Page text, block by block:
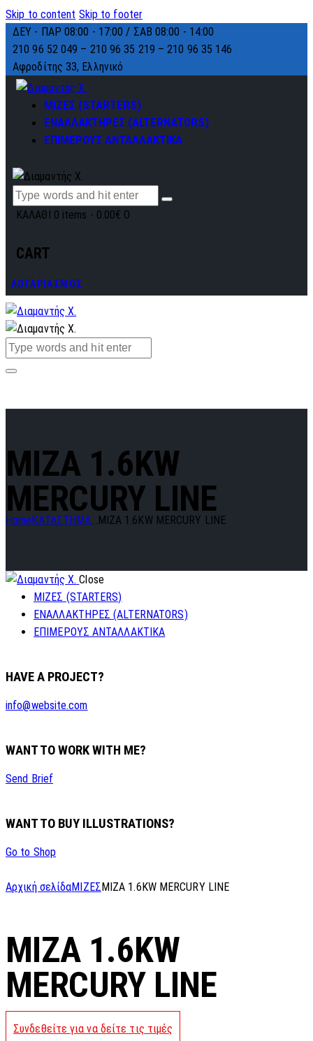
Skip to content Skip to footer
ΔΕΥ - ΠΑΡ 08:00 - 17:00 / ΣΑΒ 08:00 - 14:00
210 96 52 049 – 210 96 35 219 –210 96 35 146
Αφροδίτης 33, Ελληνικό
ΜΙΖΕΣ (STARTERS)
ΕΝΑΛΛΑΚΤΗΡΕΣ (ALTERNATORS)
ΕΠΙΜΕΡΟΥΣ ΑΝΤΑΛΛΑΚΤΙΚΑ
ΚΑΛΑΘΙ 0 items - 0.00€ 0
CART
ΛΟΓΑΡΙΑΣΜΟΣ
MIZA 1.6KW
MERCURY LINE
Home ΚΑΤΑΣΤΗΜΑ... MIZA 1.6KW MERCURY LINE
Close
ΜΙΖΕΣ (STARTERS)
ΕΝΑΛΛΑΚΤΗΡΕΣ (ALTERNATORS)
ΕΠΙΜΕΡΟΥΣ ΑΝΤΑΛΛΑΚΤΙΚΑ
HAVE A PROJECT?
info@website.com
WANT TO WORK WITH ME?
Send Brief
WANT TO BUY ILLUSTRATIONS?
Go to Shop
Αρχική σελίδαΜΙΖΕΣ MIZA 1.6KW MERCURY LINE
MIZA 1.6KW
MERCURY LINE
Συνδεθείτε για να δείτε τις τιμές